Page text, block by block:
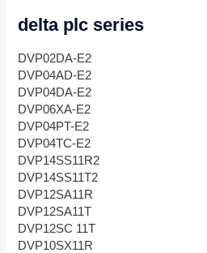
delta plc series
DVP02DA-E2
DVP04AD-E2
DVP04DA-E2
DVP06XA-E2
DVP04PT-E2
DVP04TC-E2
DVP14SS11R2
DVP14SS11T2
DVP12SA11R
DVP12SA11T
DVP12SC 11T
DVP10SX11R